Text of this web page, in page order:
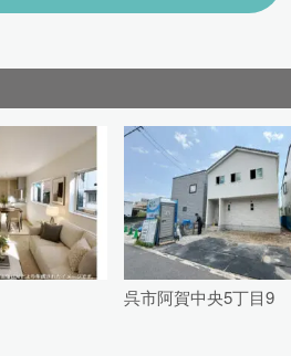
呉市阿賀中央5丁目9